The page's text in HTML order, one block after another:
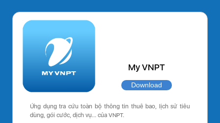
My VNPT
Download
Ứng dụng tra cứu toàn bộ thông tin thuê bao, lịch sử tiêu
dùng, gói cước, dịch vụ… của VNPT.